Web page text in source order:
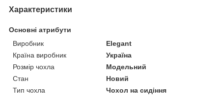
Характеристики
Основні атрибути
Виробник
Elegant
Країна виробник
Україна
Розмір чохла
Модельний
Стан
Новий
Тип чохла
Чохол на сидіння